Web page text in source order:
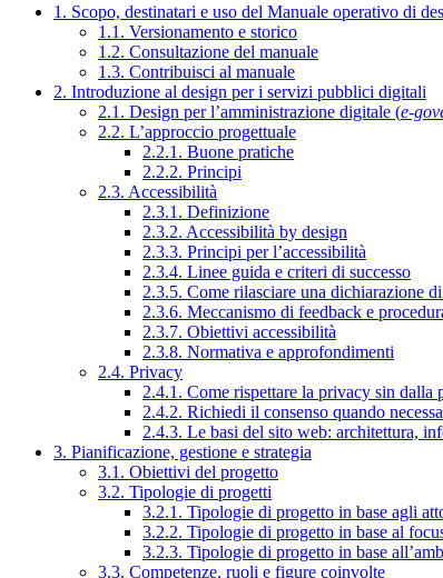
1. Scopo, destinatari e uso del Manuale operativo di
1.1. Versionamento e storico
1.2. Consultazione del manuale
1.3. Contribuisci al manuale
2. Introduzione al design per i servizi pubblici digitali
2.1. Design per l’amministrazione digitale (e-
2.2. L’approccio progettuale
2.2.1. Buone pratiche
2.2.2. Principi
2.3. Accessibilità
2.3.1. Definizione
2.3.2. Accessibilità by design
2.3.3. Principi per l’accessibilità
2.3.4. Linee guida e criteri di successo
2.3.5. Come rilasciare una dichiarazione
2.3.6. Meccanismo di feedback e
2.3.7. Obiettivi accessibilità
2.3.8. Normativa e approfondimenti
2.4. Privacy
2.4.1. Come rispettare la privacy sin
2.4.2. Richiedi il consenso quando
2.4.3. Le basi del sito web: architettura,
3. Pianificazione, gestione e strategia
3.1. Obiettivi del progetto
3.2. Tipologie di progetti
3.2.1. Tipologie di progetto in base agli
3.2.2. Tipologie di progetto in base al
3.2.3. Tipologie di progetto in base
3.3. Competenze, ruoli e figure coinvolte